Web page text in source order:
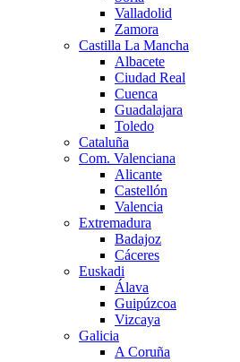
Valladolid
Zamora
Castilla La Mancha
Albacete
Ciudad Real
Cuenca
Guadalajara
Toledo
Cataluña
Com. Valenciana
Alicante
Castellón
Valencia
Extremadura
Badajoz
Cáceres
Euskadi
Álava
Guipúzcoa
Vizcaya
Galicia
A Coruña